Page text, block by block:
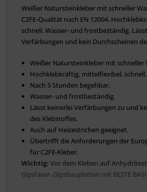
Weißer Natursteinkleber mit schneller
C2FE-Qualität nach EN 12004.
schnell. Wasser- und frostbeständig.
Verfärbungen und kein Durchscheinen
Weißer Natursteinkleber mit schneller
Hochklebkräftig, mittelflexibel, schnell.
Nach 3 Stunden begehbar.
Wasser- und frostbeständig.
Lässt keinerlei Verfärbungen zu und
des Klebstoffes.
Auch auf Heizestrichen geeignet.
Übertrifft die Anforderungen der
für C2FE-Kleber.
Wichtig: Vor dem Kleben auf
Gipsfaser-,Gipsbauplatten mit BESTE